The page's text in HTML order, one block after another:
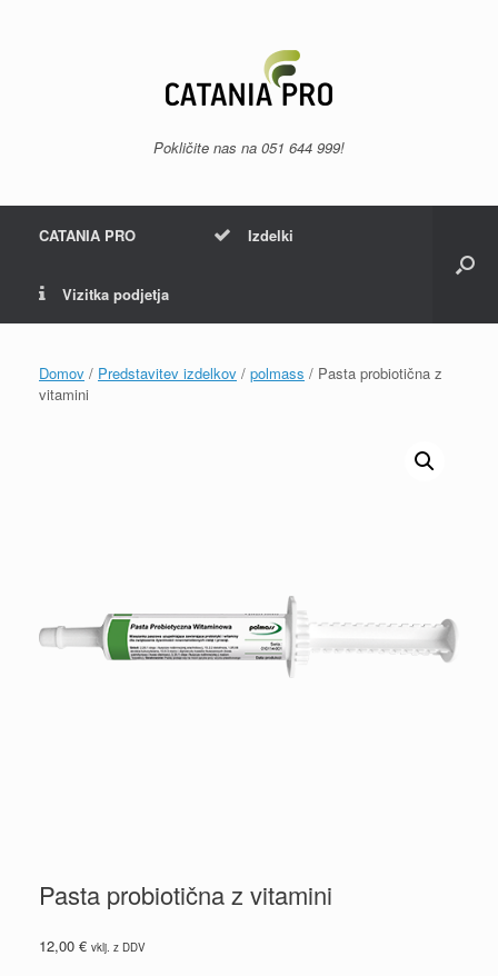
Pokličite nas na 051 644 999!
CATANIA PRO Izdelki
Vizitka podjetja
Domov / Predstavitev izdelkov / polmass / Pasta probiotična z
vitamini
Pasta probiotična z vitamini
12,00 € vklj. z DDV